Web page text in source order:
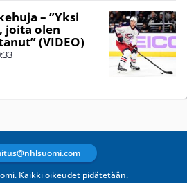
– ”Yksi
joita olen
(VIDEO)
Kaikki oikeudet pidätetään.